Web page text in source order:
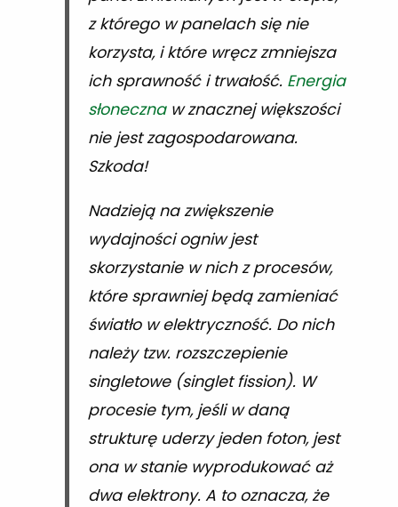
z którego w panelach się nie
korzysta, i które wręcz zmniejsza
ich sprawność i trwałość. Energia
słonecznaw znacznej większości
nie jest zagospodarowana.
Szkoda!
Nadzieją na zwiększenie
wydajności ogniw jest
skorzystanie w nich z procesów,
które sprawniej będą zamieniać
światło w elektryczność. Do nich
należy tzw. rozszczepienie
singletowe (singlet fission). W
procesie tym, jeśli w daną
strukturę uderzy jeden foton, jest
ona w stanie wyprodukować aż
dwa elektrony. A to oznacza, że